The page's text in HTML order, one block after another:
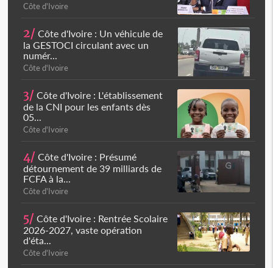
Côte d'Ivoire
2/ Côte d'Ivoire : Un véhicule de
la GESTOCI circulant avec un
numér...
Côte d'Ivoire
3/ Côte d'Ivoire : L'établissement
de la CNI pour les enfants dès
05...
Côte d'Ivoire
4/ Côte d'Ivoire : Présumé
détournement de 39 milliards de
FCFA à la...
Côte d'Ivoire
5/ Côte d'Ivoire : Rentrée Scolaire
2026-2027, vaste opération
d'éta...
Côte d'Ivoire